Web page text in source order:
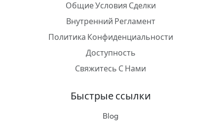
Общие Условия Сделки
Внутренний Регламент
Политика Конфиденциальности
Доступность
Свяжитесь С Нами
Быстрые ссылки
Blog